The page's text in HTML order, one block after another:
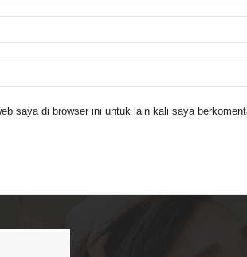
saya di browser ini untuk lain kali saya